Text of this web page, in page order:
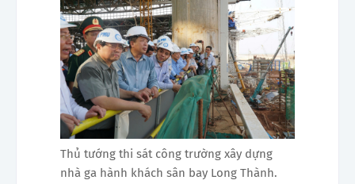
Thủ tướng thi sát công trường xây dựng
nhà ga hành khách sân bay Long Thành.